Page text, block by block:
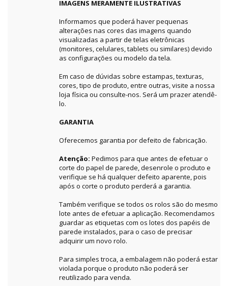
IMAGENS MERAMENTE ILUSTRATIVAS
Informamos que poderá haver pequenas
alterações nas cores das imagens quando
visualizadas a partir de telas eletrônicas
(monitores, celulares, tablets ou similares) devido
as configurações ou modelo da tela.
Em caso de dúvidas sobre estampas, texturas,
cores, tipo de produto, entre outras, visite a nossa
loja física ou consulte-nos. Será um prazer atendê-
lo.
GARANTIA
Oferecemos garantia por defeito de fabricação.
Atenção: Pedimos para que antes de efetuar o
corte do papel de parede, desenrole o produto e
verifique se há qualquer defeito aparente, pois
após o corte o produto perderá a garantia.
Também verifique se todos os rolos são do mesmo
lote antes de efetuar a aplicação. Recomendamos
guardar as etiquetas com os lotes dos papéis de
parede instalados, para o caso de precisar
adquirir um novo rolo.
Para simples troca, a embalagem não poderá estar
violada porque o produto não poderá ser
reutilizado para venda.